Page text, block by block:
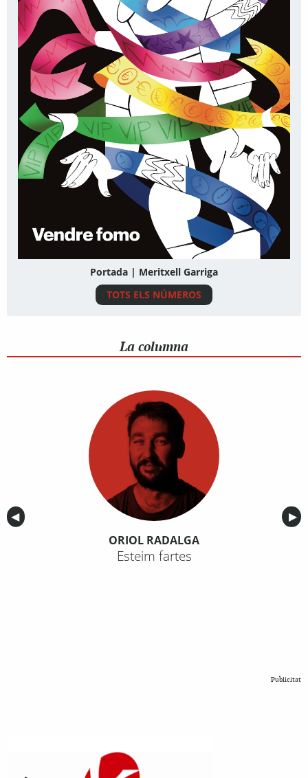
Portada | Meritxell Garriga
TOTS ELS NÚMEROS
La columna
Anterior
◀︎ ▶︎
ORIOL RADALGA
Esteim fartes
Publicitat